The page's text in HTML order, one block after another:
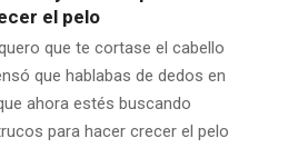
el pelo
que te cortase el cabello
que hablabas de dedos en
ahora estés buscando
para hacer crecer el pelo